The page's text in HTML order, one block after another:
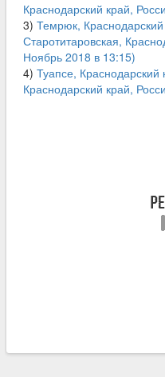
Краснодарский край,
3) Темрюк,
Старотитаровская,
Ноябрь 2018 в 13:15)
4) Туапсе, Краснодарский
Краснодарский край,